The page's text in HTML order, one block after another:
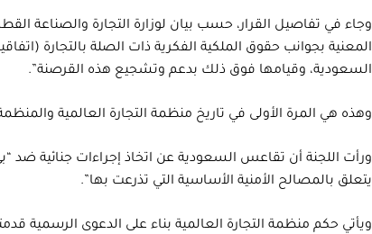
وجاء في تفاصيل القرار، حسب بيان لوزارة التجارة والصناعة
المعنية بجوانب حقوق الملكية الفكرية ذات الصلة بالتجارة
السعودية، وقيامها فوق ذلك بدعم وتشجيع هذه القرصنة”.
وهذه هي المرة الأولى في تاريخ منظمة التجارة العالمية
ورأت اللجنة أن تقاعس السعودية عن اتخاذ إجراءات جنائية
يتعلق بالمصالح الأمنية الأساسية التي تذرعت بها”.
ويأتي حكم منظمة التجارة العالمية بناء على الدعوى الرسمية